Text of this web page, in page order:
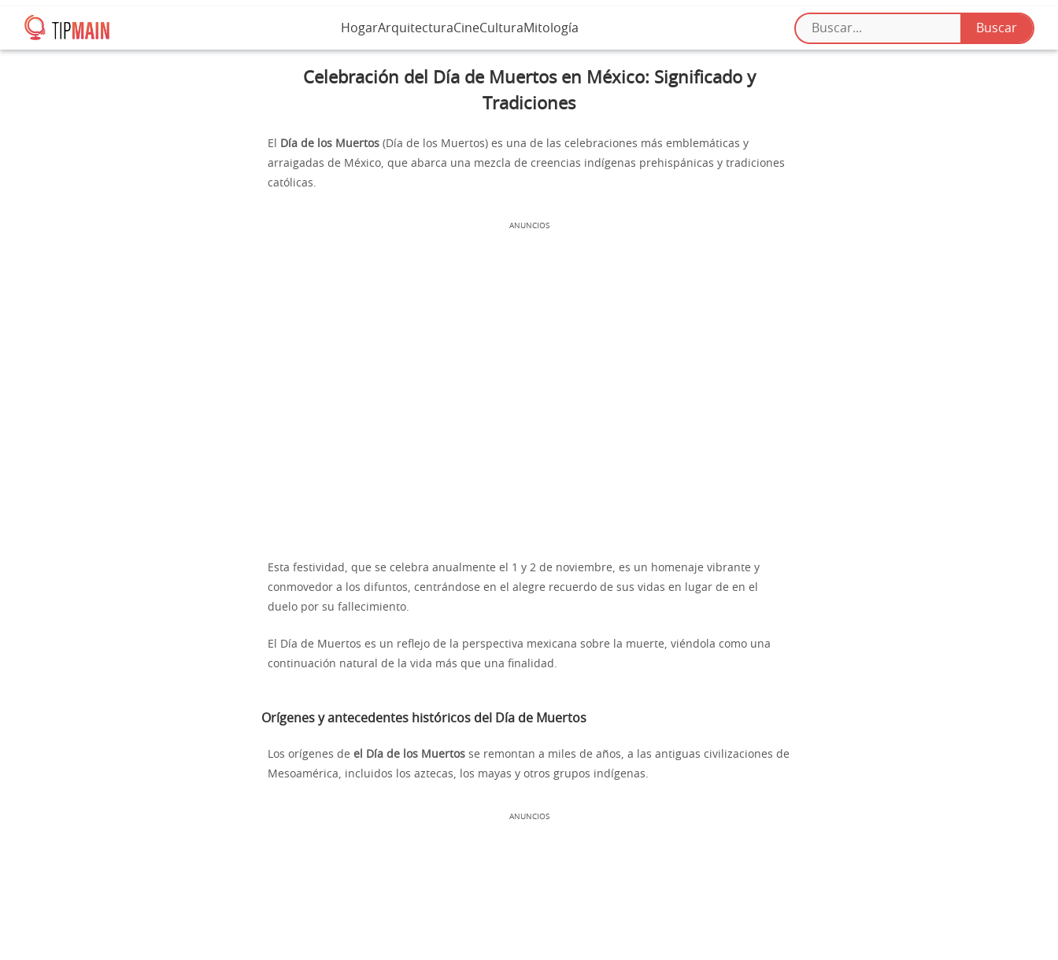
HogarArquitecturaCineCulturaMitología
Celebración del Día de Muertos en México: Significado y
Tradiciones
El Día de los Muertos (Día de los Muertos) es una de las celebraciones más emblemáticas y
arraigadas de México, que abarca una mezcla de creencias indígenas prehispánicas y tradiciones
católicas.
ANUNCIOS
Esta festividad, que se celebra anualmente el 1 y 2 de noviembre, es un homenaje vibrante y
conmovedor a los difuntos, centrándose en el alegre recuerdo de sus vidas en lugar de en el
duelo por su fallecimiento.
El Día de Muertos es un reflejo de la perspectiva mexicana sobre la muerte, viéndola como una
continuación natural de la vida más que una finalidad.
Orígenes y antecedentes históricos del Día de Muertos
Los orígenes de el Día de los Muertos se remontan a miles de años, a las antiguas civilizaciones de
Mesoamérica, incluidos los aztecas, los mayas y otros grupos indígenas.
ANUNCIOS